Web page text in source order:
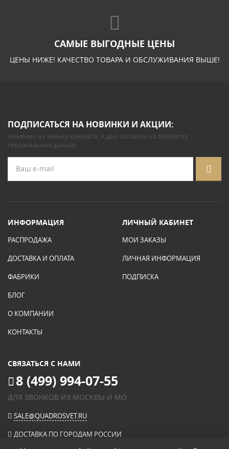
САМЫЕ ВЫГОДНЫЕ ЦЕНЫ
ЦЕНЫ НИЖЕ! КАЧЕСТВО ТОВАРА И ОБСЛУЖИВАНИЯ ВЫШЕ!
ПОДПИСАТЬСЯ НА НОВИНКИ И АКЦИИ:
Нажимая на иконку конверта, я даю согласие на обработку
персональных данных.
ИНФОРМАЦИЯ
РАСПРОДАЖА
ДОСТАВКА И ОПЛАТА
ФАБРИКИ
БЛОГ
О КОМПАНИИ
КОНТАКТЫ
ЛИЧНЫЙ КАБИНЕТ
МОИ ЗАКАЗЫ
ЛИЧНАЯ ИНФОРМАЦИЯ
ПОДПИСКА
СВЯЗАТЬСЯ С НАМИ
8 (499) 994-07-55
ДЛЯ ЗВОНКОВ ИЗ МОСКВЫ И МО
SALE@QUADROSVET.RU
ДОСТАВКА ПО ГОРОДАМ РОССИИ